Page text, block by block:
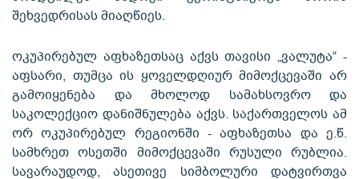
შეხვედრისას მიაღწიეს.
ოკუპირებულ აფხაზეთსაც აქვს თავისი „ვალუტა“ -
აფსარი, თუმცა ის ყოველდღიურ მიმოქცევაში არ
გამოიყენება და მხოლოდ სამახსოვრო და
საკოლექციო დანიშნულება აქვს. საქართველოს ამ
ორ ოკუპირებულ რეგიონში - აფხაზეთსა და ე.წ.
სამხრეთ ოსეთში მიმოქცევაში რუსული რუბლია.
სავარაუდოდ, ასეთივე სიმბოლური დატვირთვა